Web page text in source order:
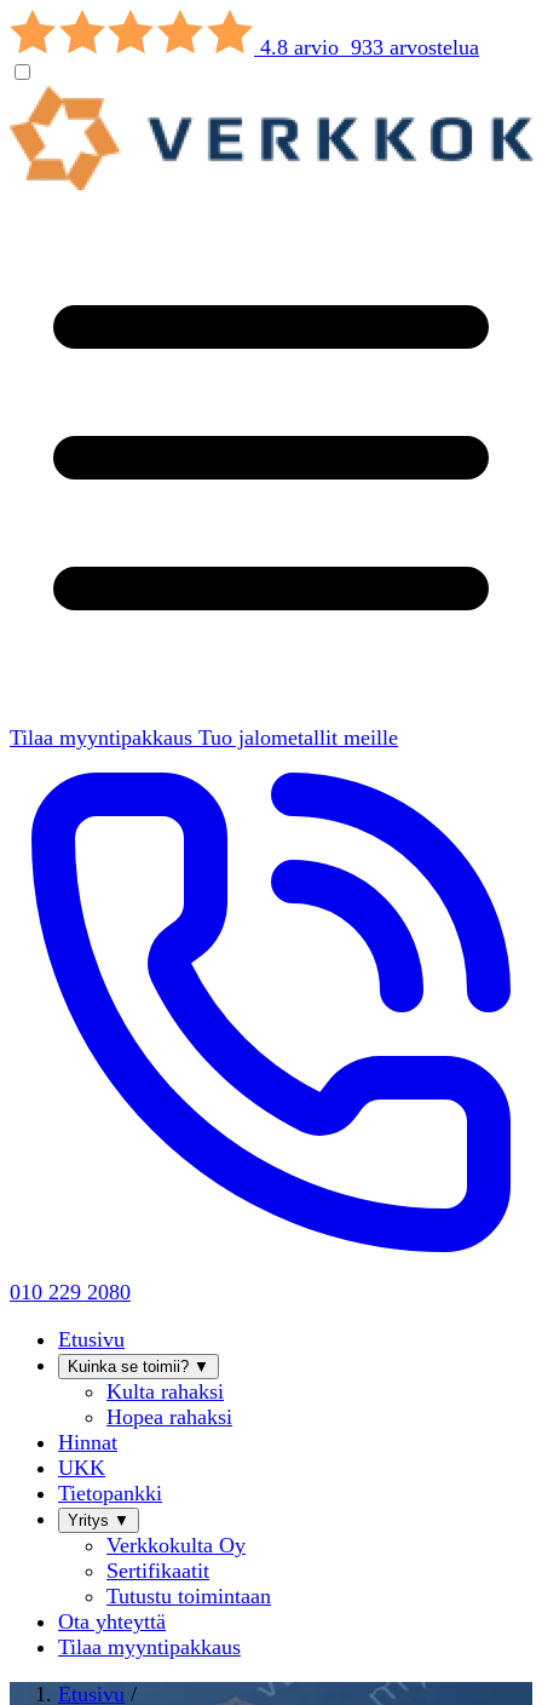
4.8 arvio 933 arvostelua
Tilaa myyntipakkaus Tuo jalometallit meille
010 229 2080
Etusivu
Kuinka se toimii? ▼
Kulta rahaksi
Hopea rahaksi
Hinnat
UKK
Tietopankki
Yritys ▼
Verkkokulta Oy
Sertifikaatit
Tutustu toimintaan
Ota yhteyttä
Tilaa myyntipakkaus
Etusivu /